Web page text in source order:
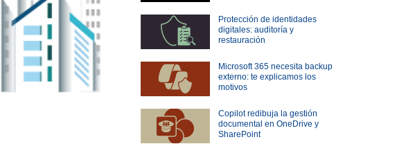
Protección de identidades
digitales: auditoría y
restauración
Microsoft 365 necesita backup
externo: te explicamos los
motivos
Copilot redibuja la gestión
documental en OneDrive y
SharePoint